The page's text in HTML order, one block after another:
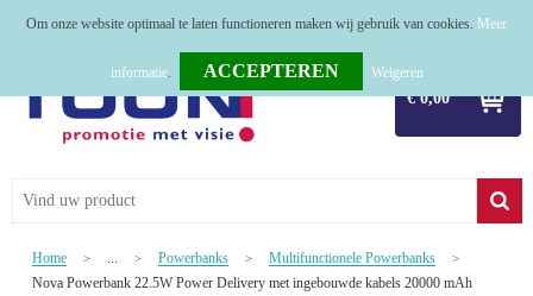
€ 0,00
Relatiegeschenken
Werkkleding
Home > ... > Powerbanks > Multifunctionele Powerbanks >
Nova Powerbank 22.5W Power Delivery met ingebouwde kabels 20000 mAh
Om onze website optimaal te laten functioneren maken wij gebruik van cookies. Meer
informatie. Weigeren